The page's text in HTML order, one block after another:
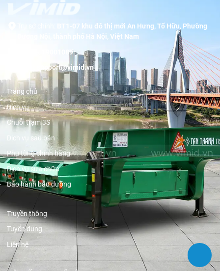
BT1-07 khu đô thị mới An Hưng, Tố Hữu, Phường
Dương Nội, thành phố Hà Nội, Việt Nam
19001089
support@vimid.vn
Trang chủ
Dịch vụ
Chuỗi trạm 3S
Dịch vụ sau bán
Phụ tùng chính hãng
Dịch vụ sửa chữa
Bảo hành bảo dưỡng
Truyền thông
Tuyển dụng
Liên hệ